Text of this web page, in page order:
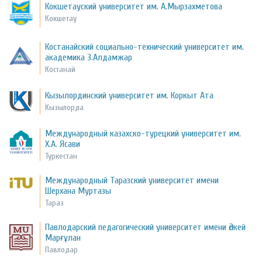
Кокшетауский университет им. А.Мырзахметова
Кокшетау
Костанайский социально-технический университет им.
академика З.Алдамжар
Костанай
Кызылординский университет им. Коркыт Ата
Кызылорда
Международный казахско-турецкий университет им.
Х.А. Ясави
Туркестан
Международный Таразский университет имени
Шерхана Муртазы
Тараз
Павлодарский педагогический университет имени Әлкей
Марғұлан
Павлодар